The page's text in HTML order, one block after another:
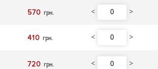
570 грн. < >
410 грн. < >
720 грн. < >